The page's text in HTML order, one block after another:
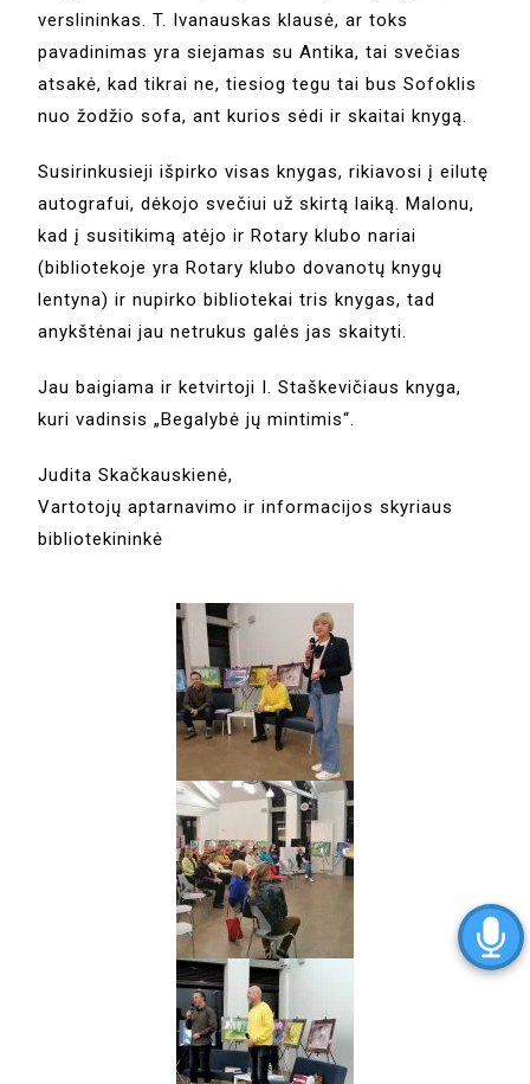
verslininkas. T. Ivanauskas klausė, ar toks
pavadinimas yra siejamas su Antika, tai svečias
atsakė, kad tikrai ne, tiesiog tegu tai bus Sofoklis
nuo žodžio sofa, ant kurios sėdi ir skaitai knygą.
Susirinkusieji išpirko visas knygas, rikiavosi į eilutę
autografui, dėkojo svečiui už skirtą laiką. Malonu,
kad į susitikimą atėjo ir Rotary klubo nariai
(bibliotekoje yra Rotary klubo dovanotų knygų
lentyna) ir nupirko bibliotekai tris knygas, tad
anykštėnai jau netrukus galės jas skaityti.
Jau baigiama ir ketvirtoji I. Staškevičiaus knyga,
kuri vadinsis „Begalybė jų mintimis“.
Judita Skačkauskienė,
Vartotojų aptarnavimo ir informacijos skyriaus
bibliotekininkė